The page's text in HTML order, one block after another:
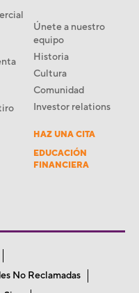
Únete a nuestro
equipo
Historia
Cultura
Comunidad
Investor relations
HAZ UNA CITA
EDUCACIÓN
FINANCIERA
No Reclamadas